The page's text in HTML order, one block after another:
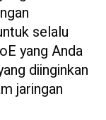
selalu
yang Anda
diinginkan
jaringan